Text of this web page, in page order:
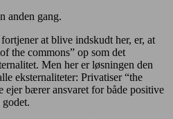
anden gang.
at blive indskudt her, er, at
the commons” op som det
Men her er løsningen den
eksternaliteter: Privatiser “the
ejer bærer ansvaret for både positive